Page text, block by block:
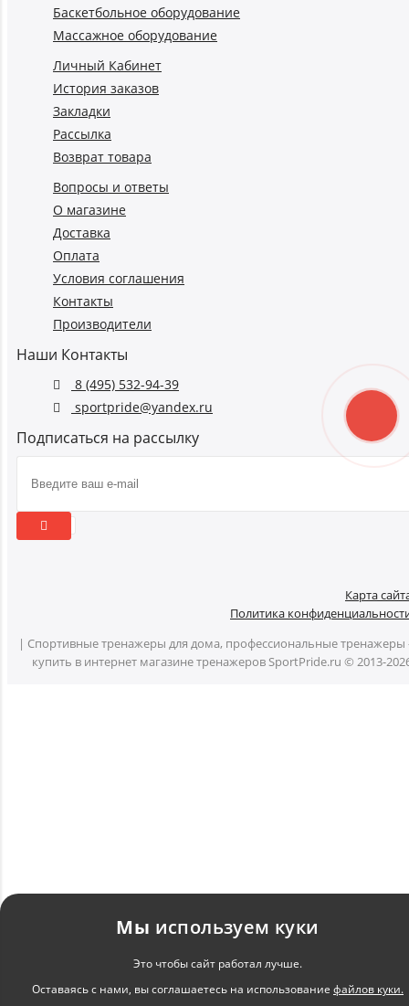
Баскетбольное оборудование
Массажное оборудование
Личный Кабинет
История заказов
Закладки
Рассылка
Возврат товара
Вопросы и ответы
О магазине
Доставка
Оплата
Условия соглашения
Контакты
Производители
Наши Контакты
8 (495) 532-94-39
sportpride@yandex.ru
Подписаться на рассылку
Карта
Политика
| Спортивные тренажеры для дома, профессиональные тренажеры
купить в интернет магазине тренажеров SportPride.ru © 2013-
Мы используем куки
Это чтобы сайт работал лучше.
Оставаясь с нами, вы соглашаетесь на использование файлов куки.